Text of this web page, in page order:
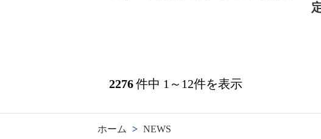
2276件中 1～12件を表示
ホーム > NEWS